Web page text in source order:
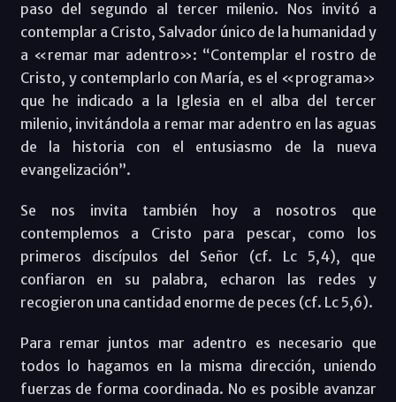
paso del segundo al tercer milenio. Nos invitó a
contemplar a Cristo, Salvador único de la humanidad y
a «remar mar adentro»: “Contemplar el rostro de
Cristo, y contemplarlo con María, es el «programa»
que he indicado a la Iglesia en el alba del tercer
milenio, invitándola a remar mar adentro en las aguas
de la historia con el entusiasmo de la nueva
evangelización”.
Se nos invita también hoy a nosotros que
contemplemos a Cristo para pescar, como los
primeros discípulos del Señor (cf. Lc 5,4), que
confiaron en su palabra, echaron las redes y
recogieron una cantidad enorme de peces (cf. Lc 5,6).
Para remar juntos mar adentro es necesario que
todos lo hagamos en la misma dirección, uniendo
fuerzas de forma coordinada. No es posible avanzar